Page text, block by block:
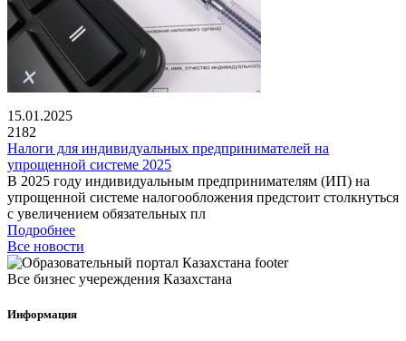
15.01.2025
2182
Налоги для индивидуальных предпринимателей на
упрощенной системе 2025
В 2025 году индивидуальным предпринимателям (ИП) на
упрощенной системе налогообложения предстоит столкнуться
с увеличением обязательных пл
Подробнее
Все новости
Все бизнес учереждения Казахстана
Информация